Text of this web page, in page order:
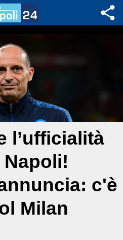
l’ufficialità
c'è
Milan